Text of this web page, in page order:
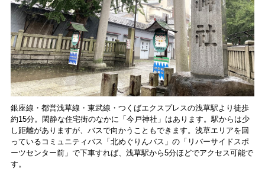
銀座線・都営浅草線・東武線・つくばエクスプレスの浅草駅より徒歩
約15分。閑静な住宅街のなかに「今戸神社」はあります。駅からは少
し距離がありますが、バスで向かうこともできます。浅草エリアを回
っているコミュニティバス「北めぐりんバス」の「リバーサイドスポ
ーツセンター前」で下車すれば、浅草駅から5分ほどでアクセス可能で
す。